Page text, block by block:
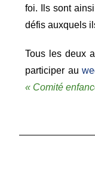
foi. Ils sont
défis auxquels
Tous les deux
participer au
« Comité